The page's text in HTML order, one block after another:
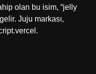
olan bu isim, “jelly
Juju markası,